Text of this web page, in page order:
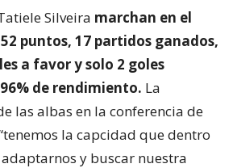
Silveira marchan en el
puntos, 17 partidos ganados,
a favor y solo 2 goles
de rendimiento. La
las albas en la conferencia de
la capcidad que dentro
y buscar nuestra